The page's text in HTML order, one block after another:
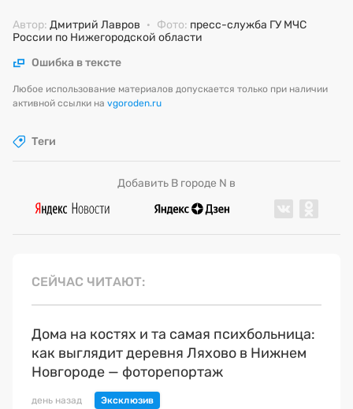
Автор: Дмитрий Лавров · Фото: пресс-служба ГУ МЧС
России по Нижегородской области
Ошибка в тексте
Любое использование материалов допускается только при наличии
активной ссылки на vgoroden.ru
Теги
Добавить В городе N в
СЕЙЧАС ЧИТАЮТ
Дома на костях и та самая психбольница:
как выглядит деревня Ляхово в Нижнем
Новгороде — фоторепортаж
день назад